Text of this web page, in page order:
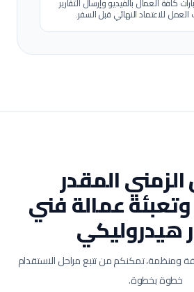
العمل للاعتماد النهائي قبل السفر.
المقدر
عمالةفني
هيدروليكي
ومنظمة، تمكنكم من تتبع مراحل الاستقدام
خطوة بخطوة.